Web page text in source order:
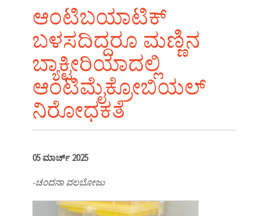
ಆಂಟಿಬಯಾಟಿಕ್
ಬಳಸದಿದ್ದರೂ ಮಣ್ಣಿನ
ಬ್ಯಾಕ್ಟೀರಿಯಾದಲ್ಲಿ
ಆಂಟಿಮೈಕ್ರೋಬಿಯಲ್
ನಿರೋಧಕತೆ
05 ಮಾರ್ಚ್ 2025
-ಚಂದನಾ ವಲಬೋಜು